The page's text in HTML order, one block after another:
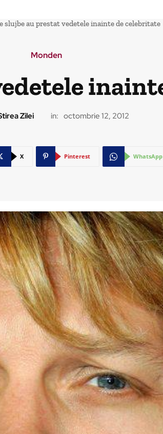
slujbe au prestat vedetele inainte de celebritate
Monden
Zilei in: octombrie 12, 2012
X Pinterest WhatsApp